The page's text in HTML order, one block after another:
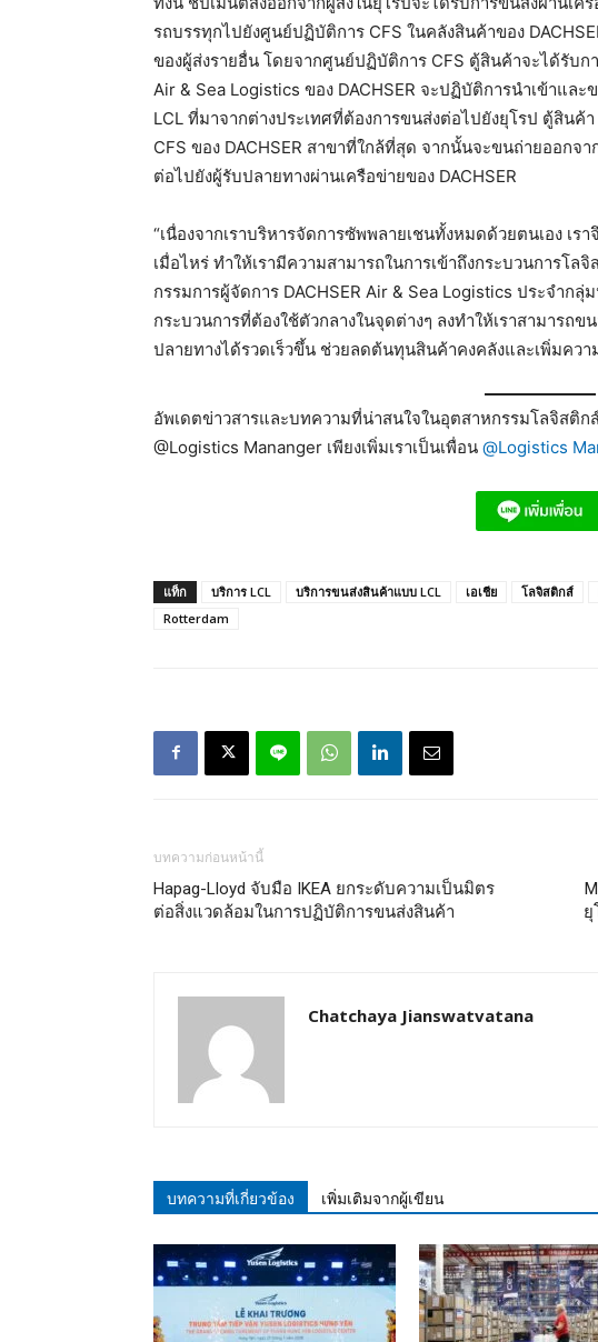
รถบรรทุกไปยังศูนย์ปฏิบัติการ CFS ในคลังสินค้าของ
ของผู้ส่งรายอื่น โดยจากศูนย์ปฏิบัติการ CFS ตู้สินค้าจะได้รับ
Air & Sea Logistics ของ DACHSER จะปฏิบัติการนำเข้าแ
LCL ที่มาจากต่างประเทศที่ต้องการขนส่งต่อไปยังยุโรป ตู้สิน
CFS ของ DACHSER สาขาที่ใกล้ที่สุด จากนั้นจะขนถ่ายออกจ
ต่อไปยังผู้รับปลายทางผ่านเครือข่ายของ DACHSER
“เนื่องจากเราบริหารจัดการซัพพลายเชนทั้งหมดด้วยตนเอง เ
เมื่อไหร่ ทำให้เรามีความสามารถในการเข้าถึงกระบวนการโ
กรรมการผู้จัดการ DACHSER Air & Sea Logistics ประจำกลุ่
กระบวนการที่ต้องใช้ตัวกลางในจุดต่างๆ ลงทำให้เราสามารถ
ปลายทางได้รวดเร็วขึ้น ช่วยลดต้นทุนสินค้าคงคลังและเพิ่มควา
อัพเดตข่าวสารและบทความที่น่าสนใจในอุตสาหกรรมโลจิสติ
@Logistics Mananger เพียงเพิ่มเราเป็นเพื่อน @Logistics
แท็ก บริการ LCL บริการขนส่งสินค้าแบบ LCL เอเชีย โลจิสติกส์
Rotterdam
บทความก่อนหน้านี้
Hapag-Lloyd จับมือ IKEA ยกระดับความเป็นมิตร
ต่อสิ่งแวดล้อมในการปฏิบัติการขนส่งสินค้า
ยุ
Chatchaya Jianswatvatana
บทความที่เกี่ยวข้อง เพิ่มเติมจากผู้เขียน